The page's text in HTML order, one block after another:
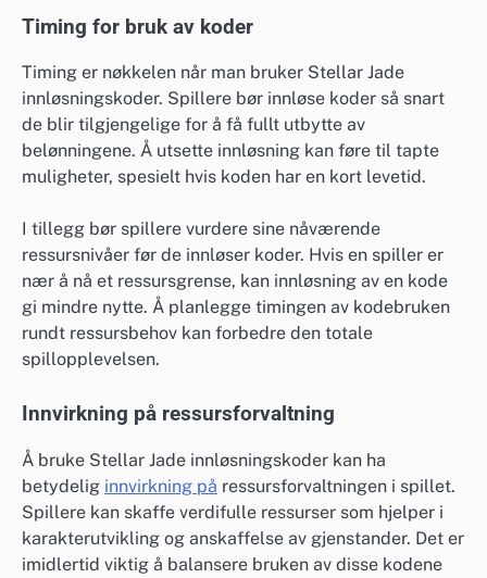
Timing for bruk av koder
Timing er nøkkelen når man bruker Stellar Jade
innløsningskoder. Spillere bør innløse koder så snart
de blir tilgjengelige for å få fullt utbytte av
belønningene. Å utsette innløsning kan føre til tapte
muligheter, spesielt hvis koden har en kort levetid.
I tillegg bør spillere vurdere sine nåværende
ressursnivåer før de innløser koder. Hvis en spiller er
nær å nå et ressursgrense, kan innløsning av en kode
gi mindre nytte. Å planlegge timingen av kodebruken
rundt ressursbehov kan forbedre den totale
spillopplevelsen.
Innvirkning på ressursforvaltning
Å bruke Stellar Jade innløsningskoder kan ha
betydelig innvirkning på ressursforvaltningen i spillet.
Spillere kan skaffe verdifulle ressurser som hjelper i
karakterutvikling og anskaffelse av gjenstander. Det er
imidlertid viktig å balansere bruken av disse kodene